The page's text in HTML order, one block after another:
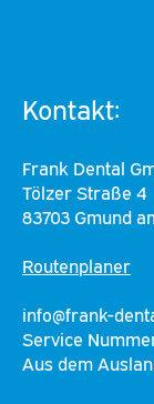
Kontakt:
Frank Dental
Tölzer Straße 4
83703 Gmund
Routenplaner
info@frank-
Service
Aus dem